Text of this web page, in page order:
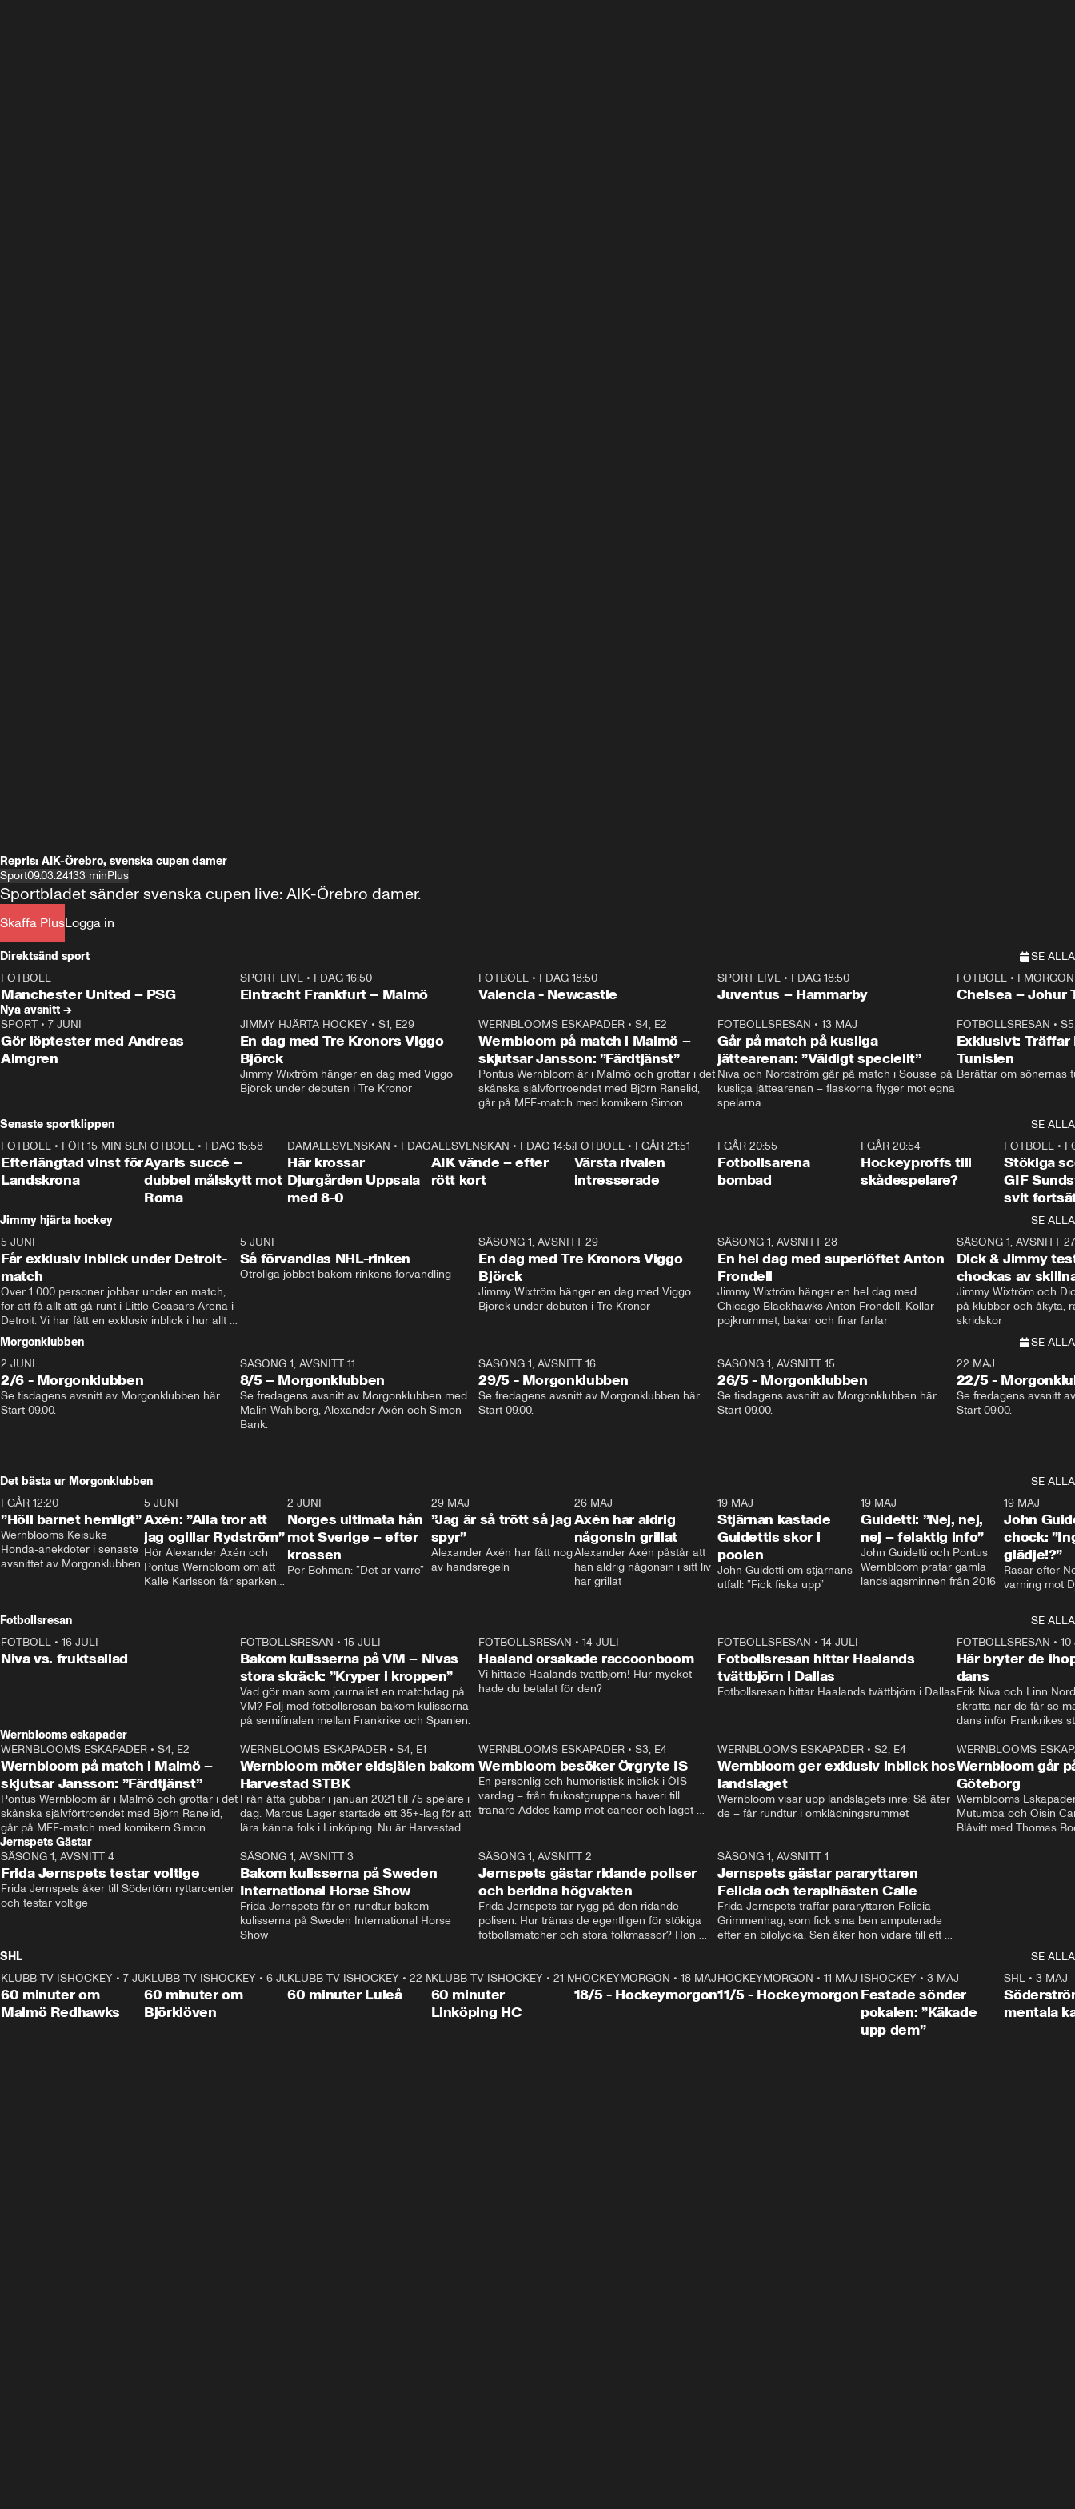
Repris: AIK-Örebro, svenska cupen damer
Sport09.03.24133 minPlus
Skaffa PlusLogga in
Sportbladet sänder svenska cupen live: AIK-Örebro damer.
Direktsänd sport
SE ALLA
Plus
FOTBOLL
Manchester United – PSG
Plus
SPORT LIVE• I DAG 16:50
Eintracht Frankfurt – Malmö
Plus
FOTBOLL • I DAG 18:50
Valencia - Newcastle
Plus
SPORT LIVE• I DAG 18:50
Juventus – Hammarby
Plus
FOTBOLL• I MORGON
Chelsea –
Nya avsnitt →
SPORT • 7 JUNI
Gör löptester med Andreas
Almgren
17:38
JIMMY HJÄRTA HOCKEY• S1, E29
En dag med Tre Kronors Viggo
Björck
Jimmy Wixtröm hänger en dag med Viggo
Björck under debuten i Tre Kronor
WERNBLOOMS ESKAPADER •S4, E2
Wernbloom på match i Malmö –
skjutsar Jansson: ”Färdtjänst”
Pontus Wernbloom är i Malmö och grottar i det
skånska självförtroendet med Björn Ranelid,
går på MFF-match med komikern Simon
FOTBOLLSRESAN • 13 MAJ
Går på match på kusliga
jättearenan: ”Väldigt speciellt”
Niva och Nordström går på match i Sousse på
kusliga jättearenan – flaskorna flyger mot egna
spelarna
FOTBOLLSRESAN •
Exklusivt: Träffar
Tunisien
Berättar om sönernas
Senaste sportklippen
SE ALLA
0:33
FOTBOLL • FÖR 15 MIN SEN
Efterlängtad vinst för
Landskrona
FOTBOLL • I DAG 15:58
Ayaris succé –
dubbel målskytt mot
Roma
1:39
DAMALLSVENSKAN • I DAG 15:23
Här krossar
Djurgården Uppsala
med 8-0
2:31
ALLSVENSKAN • I DAG 14:52
AIK vände – efter
rött kort
FOTBOLL• I GÅR 21:51
Värsta rivalen
intresserade
I GÅR 20:55
Fotbollsarena
bombad
I GÅR 20:54
Hockeyproffs till
skådespelare?
FOTBOLL • I
Stökiga
GIF
svit
Jimmy hjärta hockey
SE ALLA
5 JUNI
Får exklusiv inblick under Detroit-
match
Över 1 000 personer jobbar under en match,
för att få allt att gå runt i Little Ceasars Arena i
Detroit. Vi har fått en exklusiv inblick i hur allt
fungerar inför och under match i världens
bästa hockeyliga
1:04
5 JUNI
Så förvandlas NHL-rinken
Otroliga jobbet bakom rinkens förvandling
SÄSONG 1, AVSNITT 29
En dag med Tre Kronors Viggo
Björck
Jimmy Wixtröm hänger en dag med Viggo
Björck under debuten i Tre Kronor
Plus
SÄSONG 1, AVSNITT 28
En hel dag med superlöftet Anton
Frondell
Jimmy Wixtröm hänger en hel dag med
Chicago Blackhawks Anton Frondell. Kollar
pojkrummet, bakar och firar farfar
SÄSONG 1, AVSNITT 27
Dick & Jimmy
chockas av
Jimmy Wixtröm och
på klubbor och åkyta,
skridskor
Morgonklubben
SE ALLA
2 JUNI
2/6 - Morgonklubben
Se tisdagens avsnitt av Morgonklubben här.
SÄSONG 1, AVSNITT 11
8/5 – Morgonklubben
Se fredagens avsnitt av Morgonklubben med
Malin Wahlberg, Alexander Axén och Simon
Bank.
SÄSONG 1, AVSNITT 16
29/5 - Morgonklubben
Se fredagens avsnitt av Morgonklubben här.
SÄSONG 1, AVSNITT 15
26/5 - Morgonklubben
Se tisdagens avsnitt av Morgonklubben här.
Start 09.00.
22 MAJ
22/5 -
Se fredagens avsnitt
Start 09.00.
Det bästa ur Morgonklubben
SE ALLA
1:14
I GÅR 12:20
”Höll barnet hemligt”
Wernblooms Keisuke
Honda-anekdoter i senaste
avsnittet av Morgonklubben
0:44
5 JUNI
Axén: ”Alla tror att
jag ogillar Rydström”
Hör Alexander Axén och
Pontus Wernbloom om att
Kalle Karlsson får sparken
2 JUNI
Norges ultimata hån
mot Sverige – efter
krossen
Per Bohman: ”Det är värre”
29 MAJ
”Jag är så trött så jag
spyr”
Alexander Axén har fått nog
av handsregeln
26 MAJ
Axén har aldrig
någonsin grillat
Alexander Axén påstår att
han aldrig någonsin i sitt liv
har grillat
0:43
19 MAJ
Stjärnan kastade
Guidettis skor i
poolen
John Guidetti om stjärnans
utfall: ”Fick fiska upp”
0:39
19 MAJ
Guidetti: ”Nej, nej,
nej – felaktig info”
John Guidetti och Pontus
Wernbloom pratar gamla
landslagsminnen från 2016
19 MAJ
John
chock:
glädje!?”
Rasar efter
varning mot
Fotbollsresan
SE ALLA
FOTBOLL • 16 JULI
Niva vs. fruktsallad
FOTBOLLSRESAN • 15 JULI
Bakom kulisserna på VM – Nivas
stora skräck: ”Kryper i kroppen”
Vad gör man som journalist en matchdag på
VM? Följ med fotbollsresan bakom kulisserna
på semifinalen mellan Frankrike och Spanien.
FOTBOLLSRESAN •14 JULI
Haaland orsakade raccoonboom
Vi hittade Haalands tvättbjörn! Hur mycket
hade du betalat för den?
FOTBOLLSRESAN • 14 JULI
Fotbollsresan hittar Haalands
tvättbjörn i Dallas
Fotbollsresan hittar Haalands tvättbjörn i Dallas
FOTBOLLSRESAN • 10
Här bryter de
dans
Erik Niva och Linn
skratta när de får se
dans inför Frankrikes
Wernblooms eskapader
WERNBLOOMS ESKAPADER • S4, E2
Wernbloom på match i Malmö –
skjutsar Jansson: ”Färdtjänst”
Pontus Wernbloom är i Malmö och grottar i det
skånska självförtroendet med Björn Ranelid,
går på MFF-match med komikern Simon
”Chippen” Svensson och hjälper skadade
32:14
WERNBLOOMS ESKAPADER• S4, E1
Wernbloom möter eldsjälen bakom
Harvestad STBK
Från åtta gubbar i januari 2021 till 75 spelare i
dag. Marcus Lager startade ett 35+-lag för att
lära känna folk i Linköping. Nu är Harvestad
rakt in i värmen.
Plus
WERNBLOOMS ESKAPADER •S3, E4
Wernbloom besöker Örgryte IS
En personlig och humoristisk inblick i ÖIS
vardag – från frukostgruppens haveri till
tränare Addes kamp mot cancer och laget
WERNBLOOMS ESKAPADER• S2, E4
Wernbloom ger exklusiv inblick hos
landslaget
Wernbloom visar upp landslagets inre: Så äter
de – får rundtur i omklädningsrummet
Plus
WERNBLOOMS
Wernbloom går
Göteborg
Wernblooms
Mutumba och Oisin
Blåvitt med Thomas
Jernspets Gästar
SÄSONG 1, AVSNITT 4
Frida Jernspets testar voltige
Frida Jernspets åker till Södertörn ryttarcenter
och testar voltige
14:14
SÄSONG 1, AVSNITT 3
Bakom kulisserna på Sweden
International Horse Show
Frida Jernspets får en rundtur bakom
kulisserna på Sweden International Horse
Show
SÄSONG 1, AVSNITT 2
Jernspets gästar ridande poliser
och beridna högvakten
Frida Jernspets tar rygg på den ridande
polisen. Hur tränas de egentligen för stökiga
fotbollsmatcher och stora folkmassor? Hon
vaktar slottet.
SÄSONG 1, AVSNITT 1
Jernspets gästar pararyttaren
Felicia och terapihästen Calle
Frida Jernspets träffar pararyttaren Felicia
Grimmenhag, som fick sina ben amputerade
efter en bilolycka. Sen åker hon vidare till ett
SHL
SE ALLA
Plus
1:02:53
KLUBB-TV ISHOCKEY • 7 JUNI
60 minuter om
Malmö Redhawks
1:00:59
KLUBB-TV ISHOCKEY •6 JUNI
60 minuter om
Björklöven
Plus 1:00:28
KLUBB-TV ISHOCKEY •22 MAJ
60 minuter Luleå
Plus 1:00:18
KLUBB-TV ISHOCKEY• 21 MAJ
60 minuter
Linköping HC
HOCKEYMORGON • 18 MAJ
18/5 - Hockeymorgon
HOCKEYMORGON • 11 MAJ
11/5 - Hockeymorgon
0:22
ISHOCKEY •3 MAJ
Festade sönder
pokalen: ”Käkade
upp dem”
SHL •3 MAJ
mentala